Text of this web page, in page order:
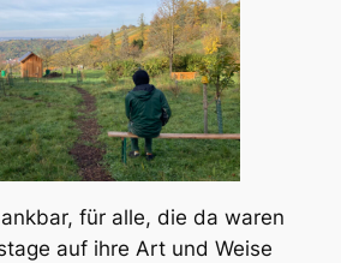
für alle, die da waren
auf ihre Art und Weise